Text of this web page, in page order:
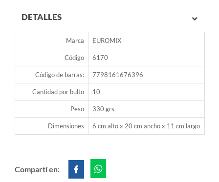
DETALLES
Marca EUROMIX
Código 6170
Código de barras: 7798161676396
Cantidad por bulto 10
Peso 330 grs
Dimensiones 6 cm alto x 20 cm ancho x 11 cm largo
Compartí en: